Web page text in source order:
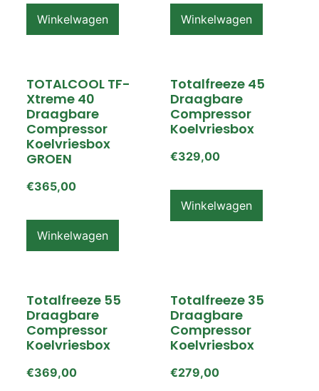
Winkelwagen Winkelwagen
TOTALCOOL TF-
Xtreme 40
Draagbare
Compressor
Koelvriesbox
GROEN
€365,00
Winkelwagen
Totalfreeze 45
Draagbare
Compressor
Koelvriesbox
€329,00
Winkelwagen
Totalfreeze 55
Draagbare
Compressor
Koelvriesbox
€369,00
Totalfreeze 35
Draagbare
Compressor
Koelvriesbox
€279,00